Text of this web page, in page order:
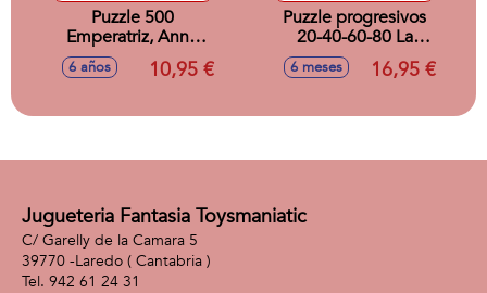
Puzzle 500
Emperatriz, Anne
Stokes
6 años 10,95 €
Puzzle progresivos
20-40-60-80 La
Playa
6 meses 16,95 €
Jugueteria Fantasia Toysmaniatic
C/ Garelly de la Camara 5
39770 -Laredo ( Cantabria )
942 61 24 31